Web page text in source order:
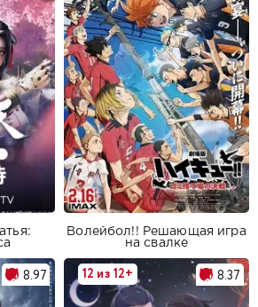
Волейбол!! Решающая игра
на свалке
8.97 12 из 12+ 8.37